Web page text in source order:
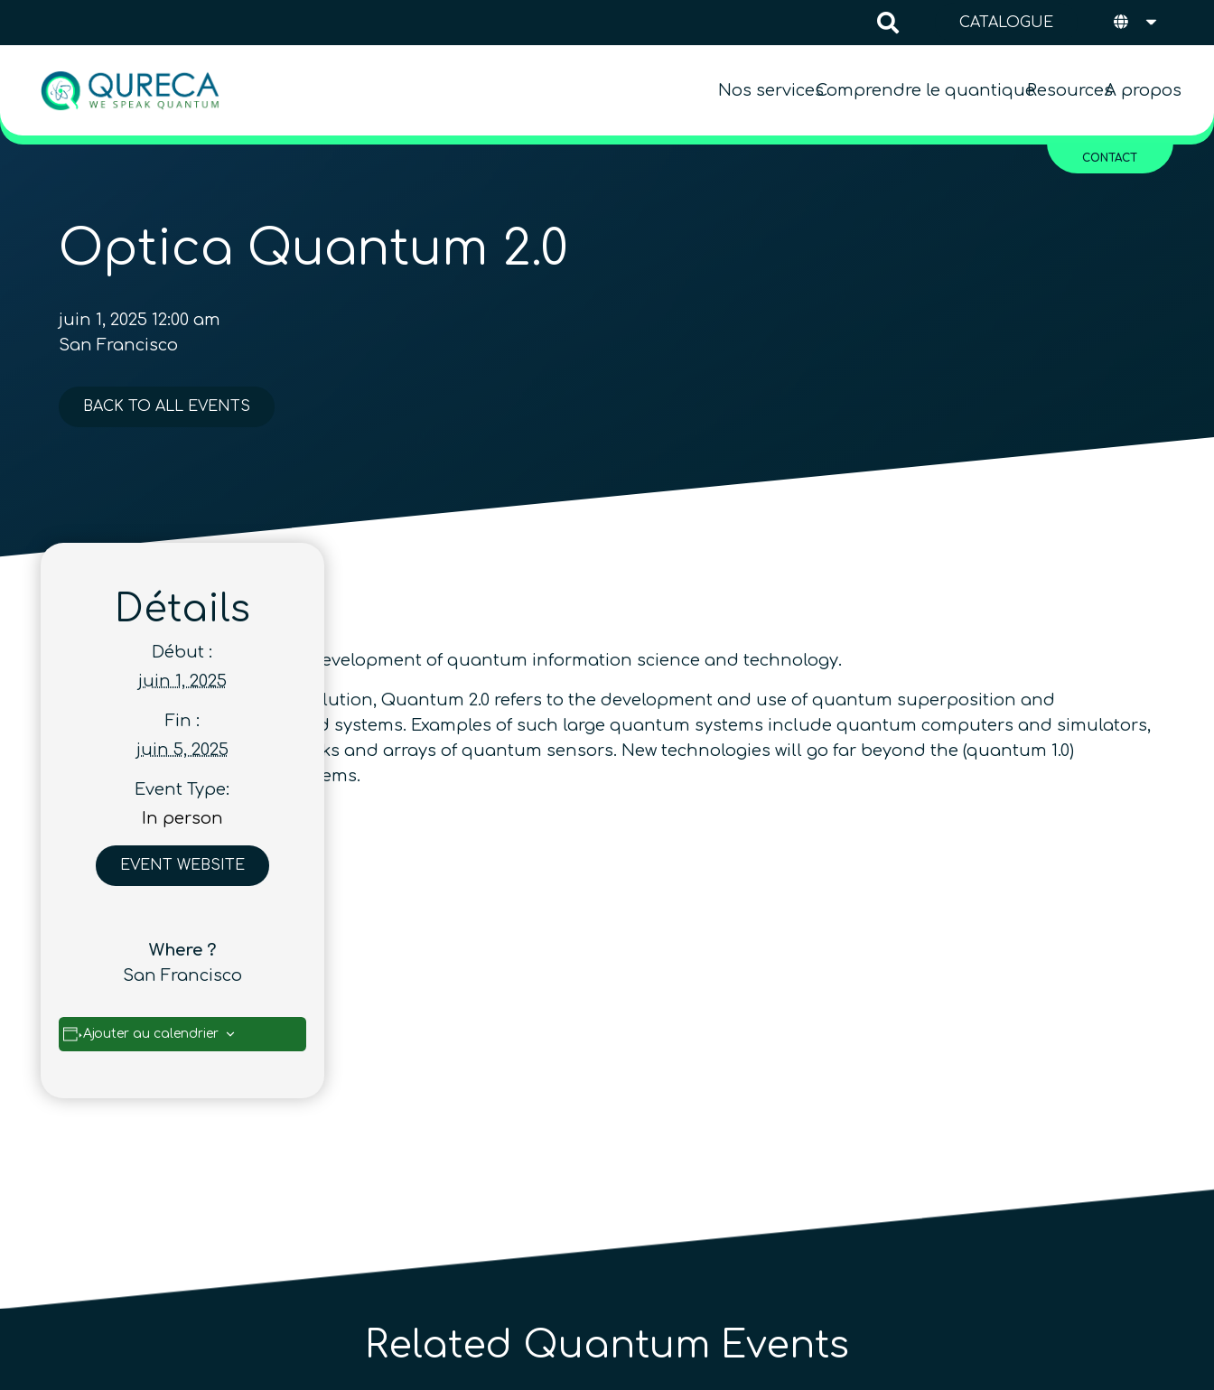
CATALOGUE
Nos servicesComprendre le quantiqueResourcesA propos
CONTACT
Optica Quantum 2.0
juin 1, 2025 12:00 am
San Francisco
BACK TO ALL EVENTS
Stimulating and facilitating the development of quantum information science and technology.
On the edge of a technology revolution, Quantum 2.0 refers to the development and use of quantum superposition and
entanglement in large engineered systems. Examples of such large quantum systems include quantum computers and simulators,
quantum communication networks and arrays of quantum sensors. New technologies will go far beyond the (quantum 1.0)
capabilities offered by single systems.
Détails
Début :
juin 1, 2025
Fin :
juin 5, 2025
Event Type:
In person
EVENT WEBSITE
Where ?
San Francisco
Ajouter au calendrier
Related Quantum Events